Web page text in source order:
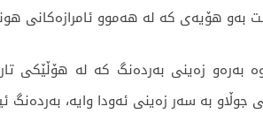
بەو هۆیەی کە لە هەموو ئامرازەکانی
زەینی بەردەنگ کە لە هۆڵێکی
بە سەر زەینی ئەودا وایە، بەردەنگ